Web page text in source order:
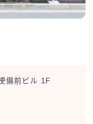
備前ビル 1F